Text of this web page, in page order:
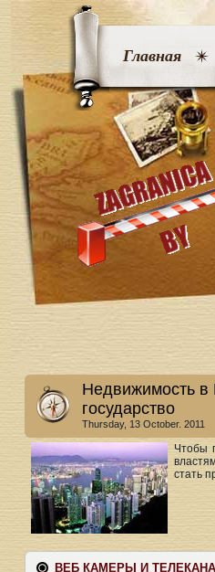
Главная
Недвижимость в
государство
Thursday, 13 October. 2011
Чтобы
стать